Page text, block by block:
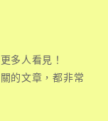
多人看見！
的文章，都非常